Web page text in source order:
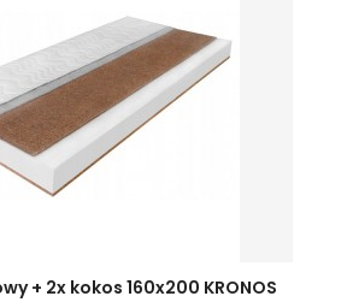
+ 2x kokos 160x200 KRONOS